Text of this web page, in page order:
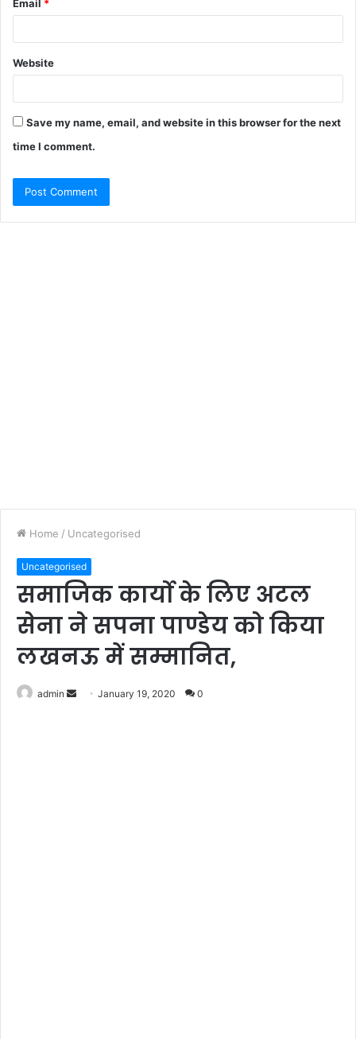
Email *
Website
Save my name, email, and website in this browser for the next
time I comment.